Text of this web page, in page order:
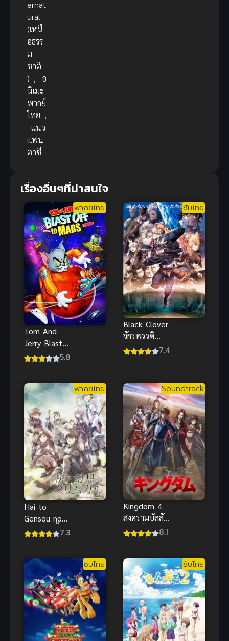
ernat
ural
(เหนื
อธรร
ม
ชาติ
) ,
อ
นิเมะ
พากย์
ไทย ,
แนว
แฟน
ตาซี
เรื่องอื่นๆที่น่าสนใจ
พากย์ไทย
Tom And
Jerry Blast
Off To Mars
พิชิตดาว
อังคาร
5.8
ซับไทย
Black Clover
จักรพรรดิ
เวทมนตร์ ซับ
เมะสุดมัน
7.4
พากย์ไทย
Hai to
Gensou no
Grimgar ขี้เถ้า
(ซับไทย)
7.3
Soundtrack
Kingdom 4
สงครามบัลลังก์
ผงาดจิ๋นซี ภาค
8.1
ซับไทย ซับไทย